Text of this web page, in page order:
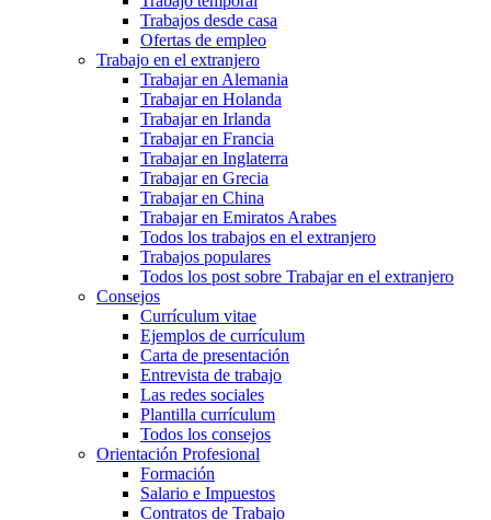
Trabajos desde casa
Ofertas de empleo
Trabajo en el extranjero
Trabajar en Alemania
Trabajar en Holanda
Trabajar en Irlanda
Trabajar en Francia
Trabajar en Inglaterra
Trabajar en Grecia
Trabajar en China
Trabajar en Emiratos Arabes
Todos los trabajos en el extranjero
Trabajos populares
Todos los post sobre Trabajar en el extranjero
Consejos
Currículum vitae
Ejemplos de currículum
Carta de presentación
Entrevista de trabajo
Las redes sociales
Plantilla currículum
Todos los consejos
Orientación Profesional
Formación
Salario e Impuestos
Contratos de Trabajo